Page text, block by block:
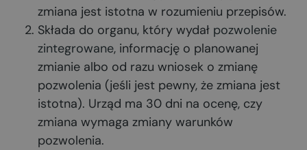
zmiana jest istotna w rozumieniu przepisów.
Składa do organu, który wydał pozwolenie
zintegrowane, informację o planowanej
zmianie albo od razu wniosek o zmianę
pozwolenia (jeśli jest pewny, że zmiana jest
istotna). Urząd ma 30 dni na ocenę, czy
zmiana wymaga zmiany warunków
pozwolenia.